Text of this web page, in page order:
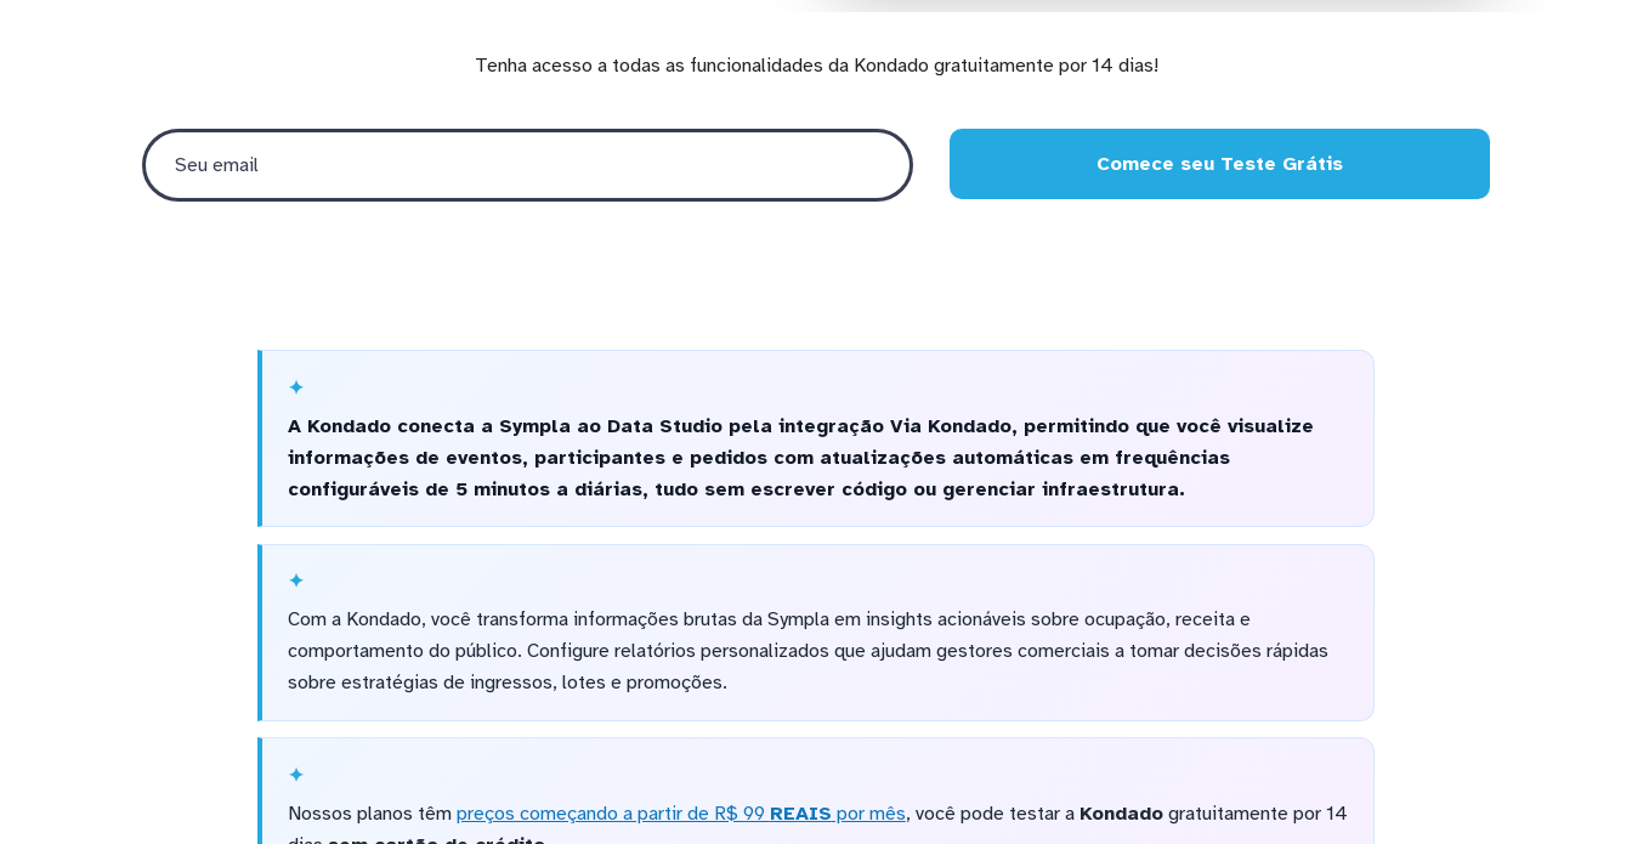
Tenha acesso a todas as funcionalidades da Kondado gratuitamente por 14 dias!
Comece seu Teste Grátis
A Kondado conecta a Sympla ao Data Studio pela integração Via Kondado, permitindo que você visualize
informações de eventos, participantes e pedidos com atualizações automáticas em frequências
configuráveis de 5 minutos a diárias, tudo sem escrever código ou gerenciar infraestrutura.
Com a Kondado, você transforma informações brutas da Sympla em insights acionáveis sobre ocupação, receita e
comportamento do público. Configure relatórios personalizados que ajudam gestores comerciais a tomar decisões rápidas
sobre estratégias de ingressos, lotes e promoções.
Nossos planos têm preços começando a partir de R$ 99 REAIS por mês, você pode testar a Kondadogratuitamente por 14